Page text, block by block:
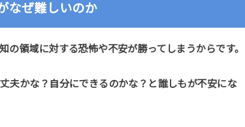
なぜ難しいのか
領域に対する恐怖や不安が勝ってしまうからです。
夫かな？自分にできるのかな？と誰しもが不安にな